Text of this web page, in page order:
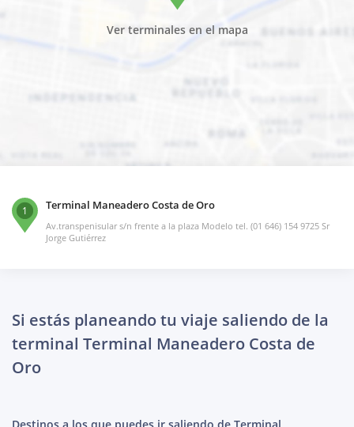
Ver terminales en el mapa
1 Terminal Maneadero Costa de Oro
Av.transpenisular s/n frente a la plaza Modelo tel. (01 646) 154 9725 Sr
Jorge Gutiérrez
Si estás planeando tu viaje saliendo de la
terminal Terminal Maneadero Costa de
Oro